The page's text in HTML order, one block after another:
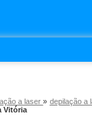
a laser» depilação a
Vitória